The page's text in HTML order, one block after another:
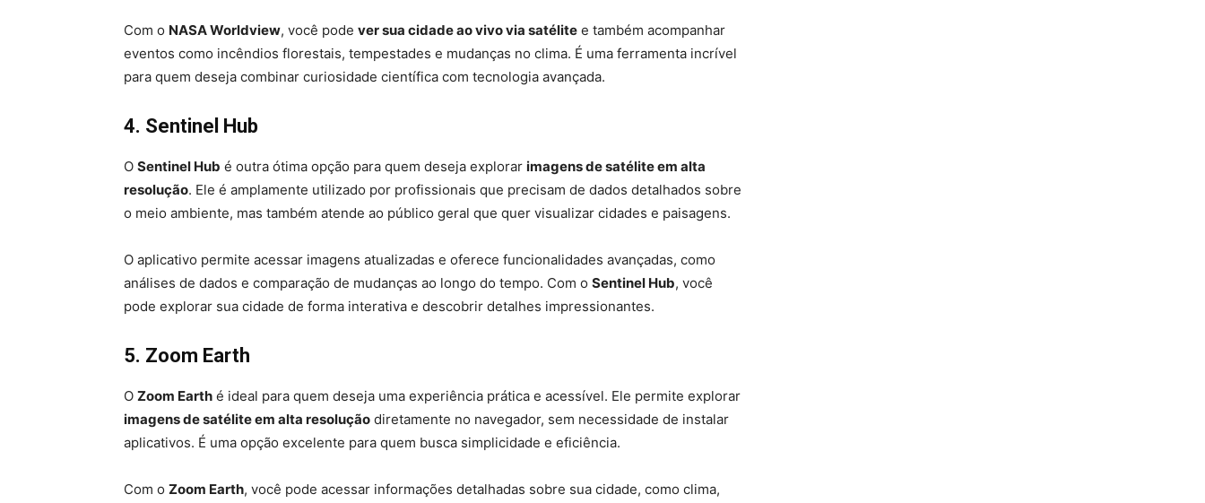
Com o NASA Worldview, você pode ver sua cidade ao vivo via satélite e também acompanhar
eventos como incêndios florestais, tempestades e mudanças no clima. É uma ferramenta incrível
para quem deseja combinar curiosidade científica com tecnologia avançada.
4. Sentinel Hub
O Sentinel Hub é outra ótima opção para quem deseja explorar imagens de satélite em alta
resolução. Ele é amplamente utilizado por profissionais que precisam de dados detalhados sobre
o meio ambiente, mas também atende ao público geral que quer visualizar cidades e paisagens.
O aplicativo permite acessar imagens atualizadas e oferece funcionalidades avançadas, como
análises de dados e comparação de mudanças ao longo do tempo. Com o Sentinel Hub, você
pode explorar sua cidade de forma interativa e descobrir detalhes impressionantes.
5. Zoom Earth
O Zoom Earth é ideal para quem deseja uma experiência prática e acessível. Ele permite explorar
imagens de satélite em alta resolução diretamente no navegador, sem necessidade de instalar
aplicativos. É uma opção excelente para quem busca simplicidade e eficiência.
Com o Zoom Earth, você pode acessar informações detalhadas sobre sua cidade, como clima,